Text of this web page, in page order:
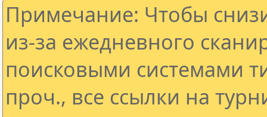
Примечание: Чтобы
из-за ежедневного
поисковыми системами
проч., все ссылки на